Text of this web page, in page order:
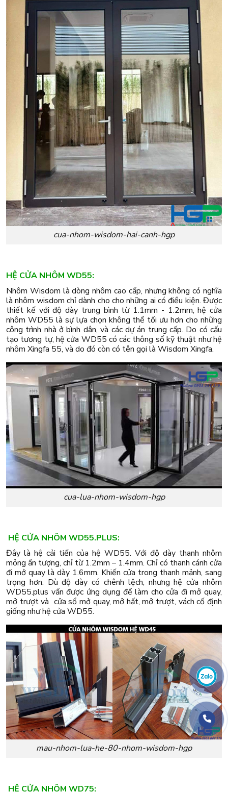
cua-nhom-wisdom-hai-canh-hgp
HỆ CỬA NHÔM WD55:
Nhôm Wisdom là dòng nhôm cao cấp, nhưng không có nghĩa
là nhôm wisdom chỉ dành cho cho những ai có điều kiện. Được
thiết kế với độ dày trung bình từ 1.1mm - 1.2mm, hệ cửa
nhôm WD55 là sự lựa chọn không thể tối ưu hơn cho những
công trình nhà ở bình dân, và các dự án trung cấp. Do có cấu
tạo tương tự, hệ cửa WD55 có các thông số kỹ thuật như hệ
nhôm Xingfa 55, và do đó còn có tên gọi là Wisdom Xingfa.
cua-lua-nhom-wisdom-hgp
HỆ CỬA NHÔM WD55.PLUS:
Đây là hệ cải tiến của hệ WD55. Với độ dày thanh nhôm
mỏng ấn tượng, chỉ từ 1.2mm – 1.4mm. Chỉ có thanh cánh cửa
đi mở quay là dày 1.6mm. Khiến cửa trong thanh mảnh, sang
trọng hơn. Dù độ dày có chênh lệch, nhưng hệ cửa nhôm
WD55.plus vấn được ứng dụng để làm cho cửa đi mở quay,
mở trượt và cửa sổ mở quay, mở hất, mở trượt, vách cố định
giống như hệ cửa WD55.
mau-nhom-lua-he-80-nhom-wisdom-hgp
HỆ CỬA NHÔM WD75: